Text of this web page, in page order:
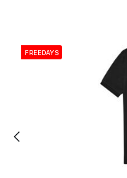
FREEDAYS